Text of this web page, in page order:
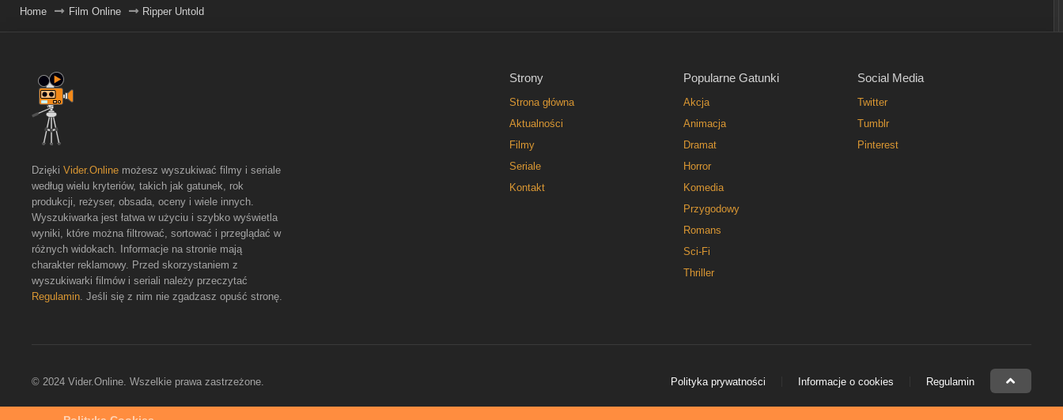
Home Film Online Ripper Untold
Strony
Strona główna
Aktualności
Filmy
Seriale
Kontakt
Popularne Gatunki
Akcja
Animacja
Dramat
Horror
Komedia
Przygodowy
Romans
Sci-Fi
Thriller
Social Media
Twitter
Tumblr
Pinterest
Dzięki Vider.Online możesz wyszukiwać filmy i seriale
według wielu kryteriów, takich jak gatunek, rok
produkcji, reżyser, obsada, oceny i wiele innych.
Wyszukiwarka jest łatwa w użyciu i szybko wyświetla
wyniki, które można filtrować, sortować i przeglądać w
różnych widokach. Informacje na stronie mają
charakter reklamowy. Przed skorzystaniem z
wyszukiwarki filmów i seriali należy przeczytać
Regulamin. Jeśli się z nim nie zgadzasz opuść stronę.
© 2024 Vider.Online. Wszelkie prawa zastrzeżone. Polityka prywatności Informacje o cookies Regulamin